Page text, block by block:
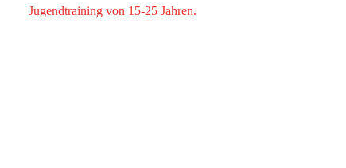
Jugendtraining von 15-25 Jahren.